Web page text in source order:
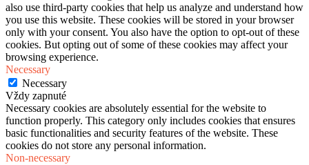
also use third-party cookies that help us analyze and understand how
you use this website. These cookies will be stored in your browser
only with your consent. You also have the option to opt-out of these
cookies. But opting out of some of these cookies may affect your
browsing experience.
Necessary
Necessary
Vždy zapnuté
Necessary cookies are absolutely essential for the website to
function properly. This category only includes cookies that ensures
basic functionalities and security features of the website. These
cookies do not store any personal information.
Non-necessary